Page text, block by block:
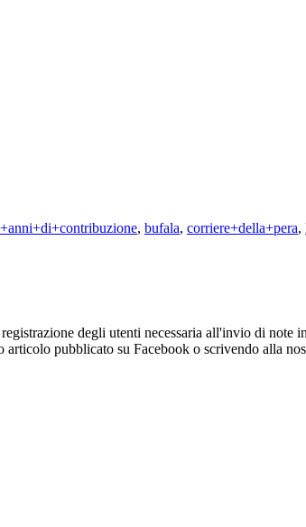
, bufala, corriere+della+pera,
degli utenti necessaria all'invio di note
pubblicato su Facebook o scrivendo alla